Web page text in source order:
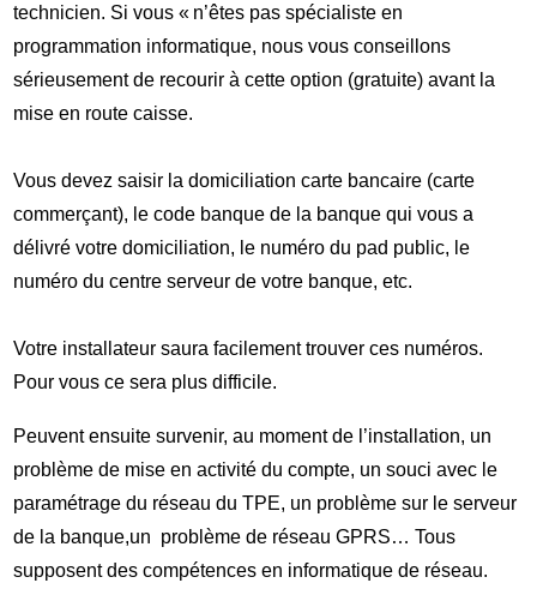
technicien. Si vous « n’êtes pas spécialiste en
programmation informatique, nous vous conseillons
sérieusement de recourir à cette option (gratuite) avant la
mise en route caisse.
Vous devez saisir la domiciliation carte bancaire (carte
commerçant), le code banque de la banque qui vous a
délivré votre domiciliation, le numéro du pad public, le
numéro du centre serveur de votre banque, etc.
Votre installateur saura facilement trouver ces numéros.
Pour vous ce sera plus difficile.
Peuvent ensuite survenir, au moment de l’installation, un
problème de mise en activité du compte, un souci avec le
paramétrage du réseau du TPE, un problème sur le serveur
de la banque,un problème de réseau GPRS… Tous
supposent des compétences en informatique de réseau.